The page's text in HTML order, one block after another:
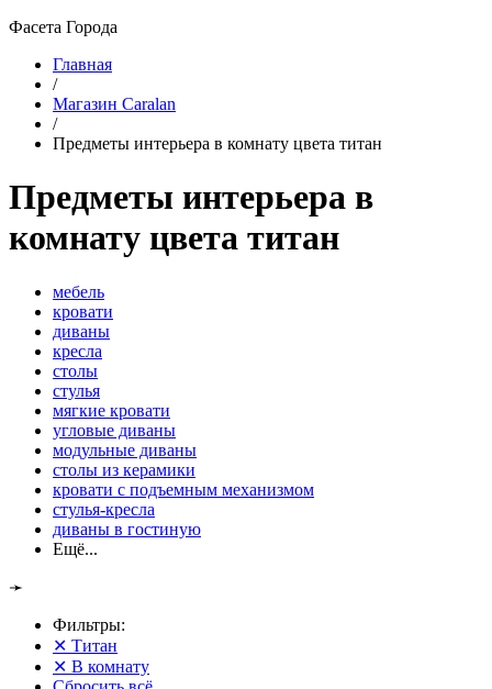
Фасета Города
Главная
/
Магазин Caralan
/
Предметы интерьера в комнату цвета титан
Предметы интерьера в
комнату цвета титан
мебель
кровати
диваны
кресла
столы
стулья
мягкие кровати
угловые диваны
модульные диваны
столы из керамики
кровати с подъемным механизмом
стулья-кресла
диваны в гостиную
Ещё...
➛
Фильтры:
✕ Титан
✕ В комнату